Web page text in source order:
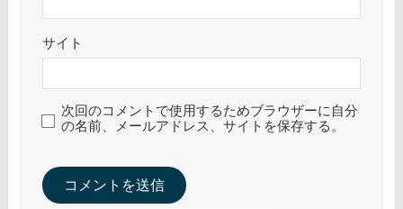
サイト
次回のコメントで使用するためブラウザーに自分
の名前、メールアドレス、サイトを保存する。